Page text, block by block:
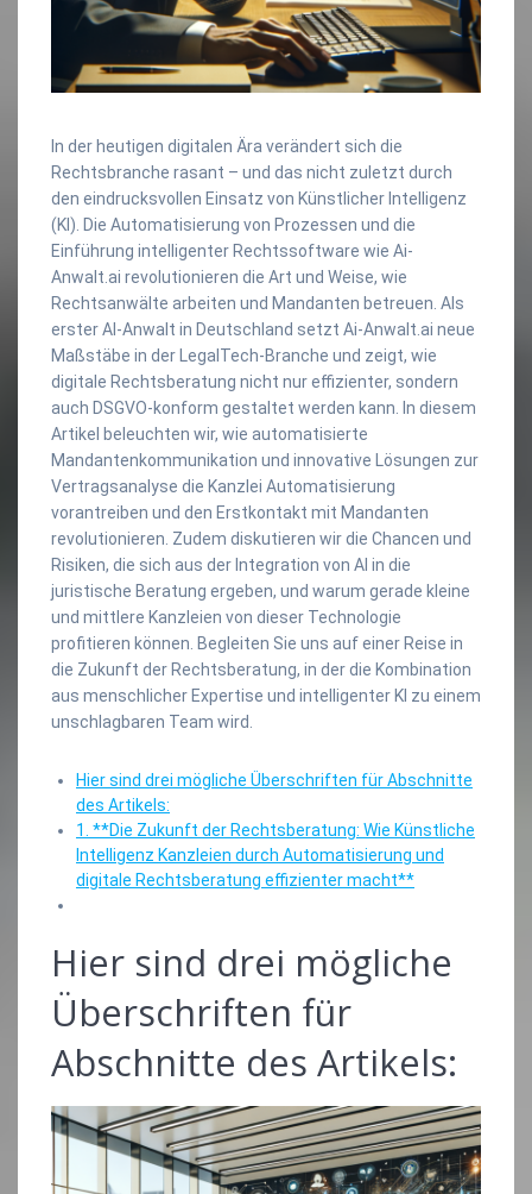
In der heutigen digitalen Ära verändert sich die
Rechtsbranche rasant – und das nicht zuletzt durch
den eindrucksvollen Einsatz von Künstlicher Intelligenz
(KI). Die Automatisierung von Prozessen und die
Einführung intelligenter Rechtssoftware wie Ai-
Anwalt.ai revolutionieren die Art und Weise, wie
Rechtsanwälte arbeiten und Mandanten betreuen. Als
erster AI-Anwalt in Deutschland setzt Ai-Anwalt.ai neue
Maßstäbe in der LegalTech-Branche und zeigt, wie
digitale Rechtsberatung nicht nur effizienter, sondern
auch DSGVO-konform gestaltet werden kann. In diesem
Artikel beleuchten wir, wie automatisierte
Mandantenkommunikation und innovative Lösungen zur
Vertragsanalyse die Kanzlei Automatisierung
vorantreiben und den Erstkontakt mit Mandanten
revolutionieren. Zudem diskutieren wir die Chancen und
Risiken, die sich aus der Integration von AI in die
juristische Beratung ergeben, und warum gerade kleine
und mittlere Kanzleien von dieser Technologie
profitieren können. Begleiten Sie uns auf einer Reise in
die Zukunft der Rechtsberatung, in der die Kombination
aus menschlicher Expertise und intelligenter KI zu einem
unschlagbaren Team wird.
Hier sind drei mögliche Überschriften für Abschnitte
des Artikels:
1. **Die Zukunft der Rechtsberatung: Wie Künstliche
Intelligenz Kanzleien durch Automatisierung und
digitale Rechtsberatung effizienter macht**
Hier sind drei mögliche
Überschriften für
Abschnitte des Artikels: